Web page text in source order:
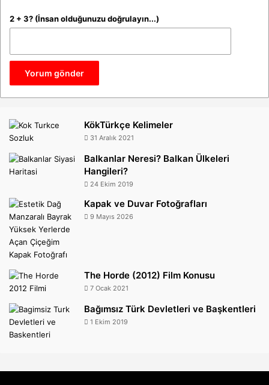
2 + 3? (İnsan olduğunuzu doğrulayın...)
KökTürkçe Kelimeler
31 Aralık 2021
Balkanlar Neresi? Balkan Ülkeleri
Hangileri?
24 Ekim 2019
Kapak ve Duvar Fotoğrafları
9 Mayıs 2026
The Horde (2012) Film Konusu
7 Ocak 2021
Bağımsız Türk Devletleri ve Başkentleri
1 Ekim 2019